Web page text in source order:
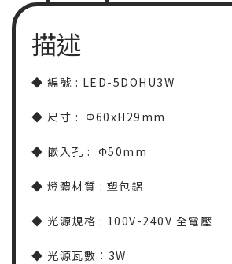
描述
◆ 編號 : LED-5DOHU3W
◆ 尺寸 : Φ60xH29mm
◆ 嵌入孔 : Φ50mm
◆ 燈體材質 : 塑包鋁
◆ 光源規格 : 100V-240V 全電壓
◆ 光源瓦數：3W